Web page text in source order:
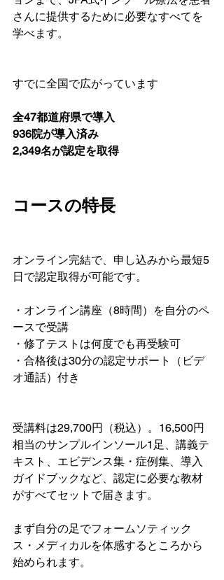
さんに提供するために必要なすべてを
学べます。
すでに全国で広がっています
全47都道府県で導入
936院が導入済み
2,349名が認定を取得
コースの特長
オンライン完結で、申し込みから最短5
・オンライン講座（8時間）を自分のペ
ースで受講
・修了テストは何度でも再受験可
・合格後は30分の認定サポート（ビデ
オ通話）付き
受講料は29,700円（税込）。16,500円
相当のサンプルインソール1足、講義テ
キスト、エビデンス集・症例集、導入
ガイドブックなど、認定に必要な教材
がすべてセットで届きます。
まず自分の足でフォームソティック
ス・メディカルを体感するところから
始められます。